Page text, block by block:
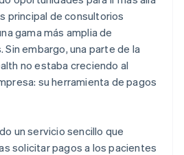
principal de consultorios
gama más amplia de
embargo, una parte de la
no estaba creciendo al
su herramienta de pagos
un servicio sencillo que
solicitar pagos a los pacientes